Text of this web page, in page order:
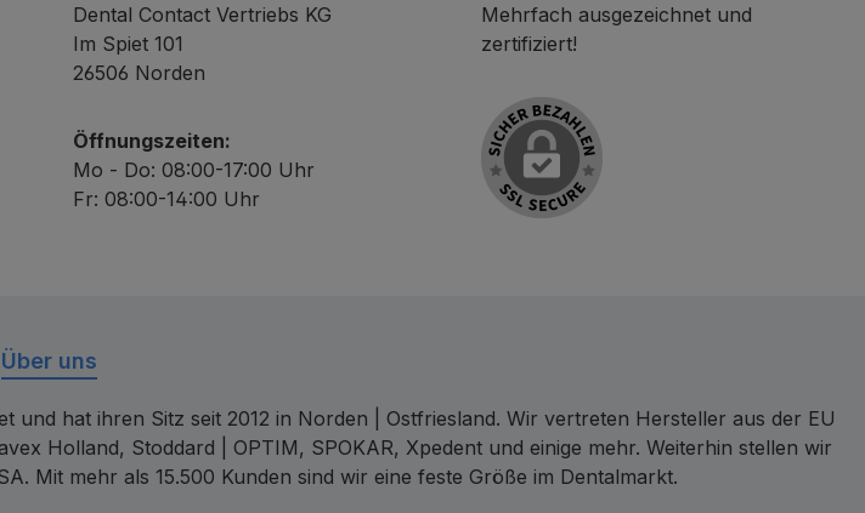
Dental Contact Vertriebs KG
Im Spiet 101
26506 Norden
Öffnungszeiten:
Mo - Do: 08:00-17:00 Uhr
Fr: 08:00-14:00 Uhr
Mehrfach ausgezeichnet und
zertifiziert!
Über uns
hat ihren Sitz seit 2012 in Norden | Ostfriesland. Wir vertreten Hersteller aus der EU
Holland, Stoddard | OPTIM, SPOKAR, Xpedent und einige mehr. Weiterhin stellen wir
Mit mehr als 15.500 Kunden sind wir eine feste Größe im Dentalmarkt.